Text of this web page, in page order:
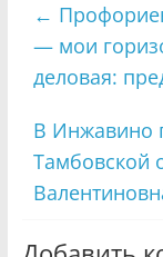
←
— мои
деловая:
В Инжавино
Тамбовской